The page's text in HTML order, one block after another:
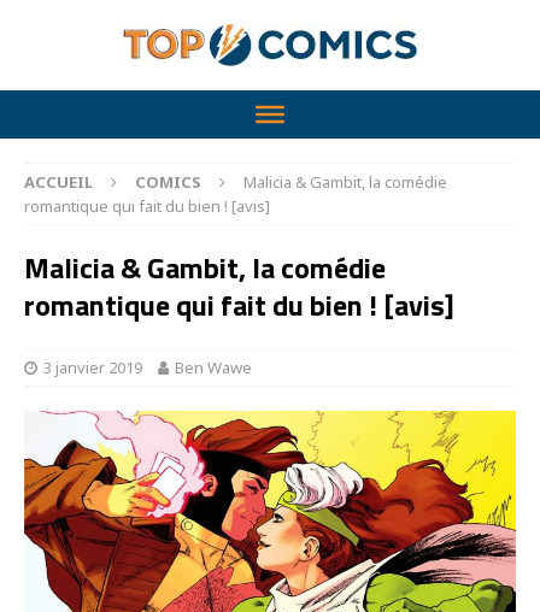
ACCUEIL COMICS
Malicia & Gambit, la comédie
romantique qui fait du bien ! [avis]
Malicia & Gambit, la comédie
romantique qui fait du bien ! [avis]
3 janvier 2019 Ben Wawe